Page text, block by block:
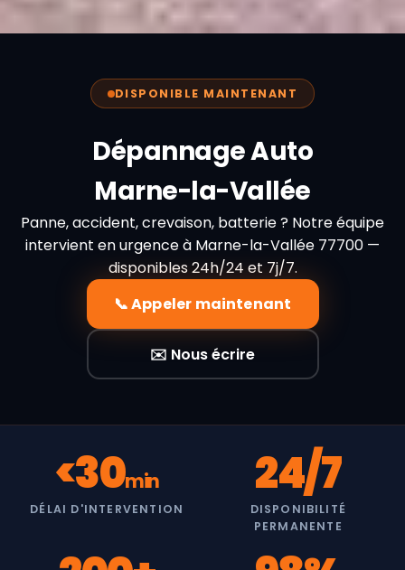
DISPONIBLE MAINTENANT
Dépannage Auto
Marne-la-Vallée
Panne, accident, crevaison, batterie ? Notre équipe
intervient en urgence à Marne-la-Vallée 77700 —
disponibles 24h/24 et 7j/7.
📞 Appeler maintenant
✉️ Nous écrire
<30min
DÉLAI D'INTERVENTION
24/7
DISPONIBILITÉ
PERMANENTE